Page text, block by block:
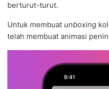
berturut-turut.
Untuk membuat unboxing
telah membuat animasi